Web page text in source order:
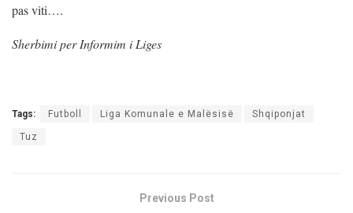
pas viti….
Sherbimi per Informim i Liges
Tags: Futboll Liga Komunale e Malësisë Shqiponjat
Tuz
Previous Post